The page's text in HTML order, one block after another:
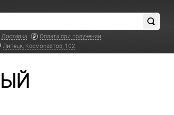
Доставка
Оплата при получении
Липецк, Космонавтов, 102